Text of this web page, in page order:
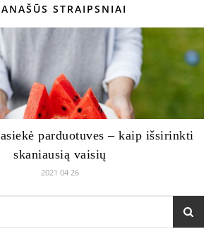
STRAIPSNIAI
parduotuves – kaip išsirinkti
skaniausią vaisių
2021 04 26